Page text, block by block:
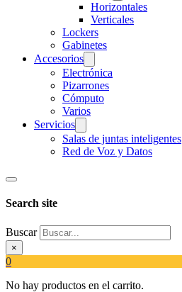
Horizontales
Verticales
Lockers
Gabinetes
Accesorios
Electrónica
Pizarrones
Cómputo
Varios
Servicios
Salas de juntas inteligentes
Red de Voz y Datos
Search site
Buscar
×
0
No hay productos en el carrito.